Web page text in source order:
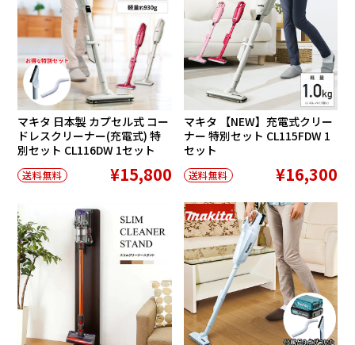
マキタ 日本製 カプセル式 コー
ドレスクリーナー(充電式) 特
別セット CL116DW 1セット
送料無料 ¥15,800
マキタ 【NEW】充電式クリー
ナー 特別セット CL115FDW 1
セット
送料無料 ¥16,300